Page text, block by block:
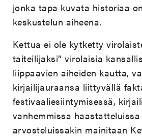
jonka tapa kuvata historiaa
keskustelun aiheena.
Kettua ei ole kytketty
taiteilijaksi” virolaisia
liippaavien aiheiden kautta,
kirjailijauraansa liittyvällä
festivaaliesiintymisessä,
vanhemmissa
arvosteluissakin mainitaan